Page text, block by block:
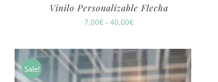
Vinilo Personalizable Flecha
7,00€ - 40,00€
precios:
desde
Sale!